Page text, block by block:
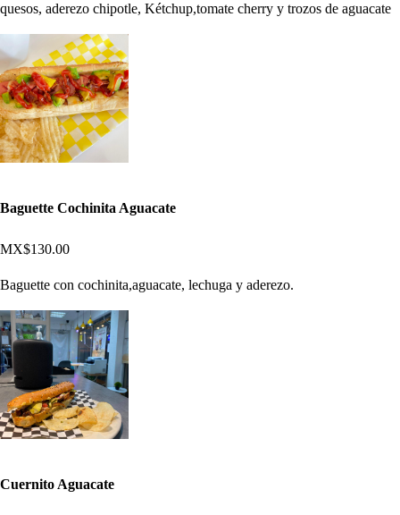
quesos, aderezo chipotle, Kétchup,tomate cherry y trozos de aguacate
Baguette Cochinita Aguacate
MX$130.00
Baguette con cochinita,aguacate, lechuga y aderezo.
Cuernito Aguacate